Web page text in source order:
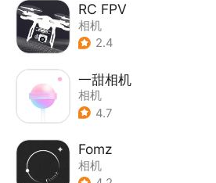
RC FPV
相机
2.4
一甜相机
相机
4.7
Fomz
相机